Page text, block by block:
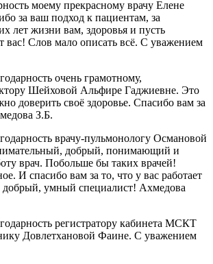
моему прекрасному врачу Елене
за ваш подход к пациентам, за
лет жизни вам, здоровья и пусть
Слов мало описать всё. С уважением
очень грамотному,
Шейховой Альфире Гаджиевне. Это
доверить своё здоровье. Спасибо вам за
З.Б.
врачу-пульмонологу Османовой
добрый, понимающий и
врач. Побольше бы таких врачей!
И спасибо вам за то, что у вас работает
добрый, умный специалист! Ахмедова
регистратору кабинета МСКТ
Довлетхановой Фаине. С уважением